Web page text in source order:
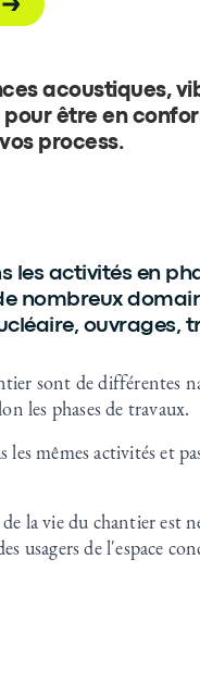
acoustiques,
être en
process.
les activités en
nombreux
ouvrages,
sont de différentes
les phases de travaux.
mêmes activités et
la vie du chantier est
usagers de l'espace